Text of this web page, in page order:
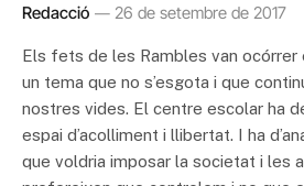
Redacció 26 de setembre de 2017
Els fets de les Rambles van ocórrer
un tema que no s’esgota i que
nostres vides. El centre escolar ha
espai d’acolliment i llibertat. I ha
que voldria imposar la societat i les